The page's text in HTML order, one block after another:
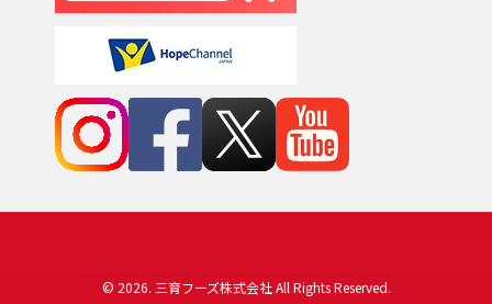
© 2026. 三育フーズ株式会社 All Rights Reserved.